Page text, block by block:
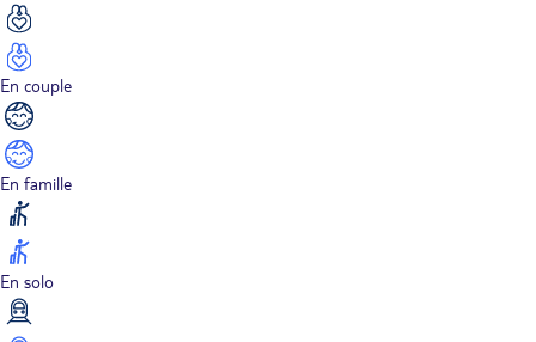
En couple
En famille
En solo